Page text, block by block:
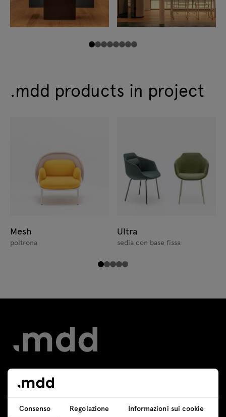
.mdd products in project
Mesh
poltrona
Ultra
sedia con base fissa
Contatto
+39 344 3861694
Consenso Regolazione Informazioni sui cookie